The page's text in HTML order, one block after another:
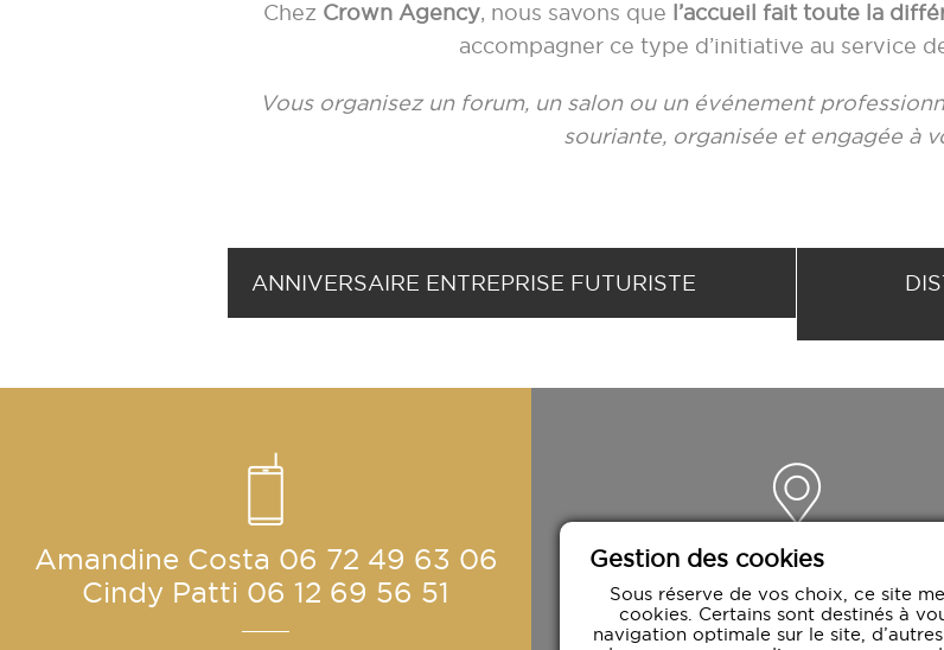
Chez Crown Agency, nous savons que l’accueil fait toute la
accompagner ce type d’initiative au service
Vous organisez un forum, un salon ou un événement
souriante, organisée et engagée à
ANNIVERSAIRE ENTREPRISE FUTURISTE
Amandine Costa 06 72 49 63 06
Cindy Patti 06 12 69 56 51
CROWN AGENCY
3 rue de la
42000 Saint-Étienne
Gestion des cookies
Sous réserve de vos choix, ce site
cookies. Certains sont destinés à
navigation optimale sur le site,